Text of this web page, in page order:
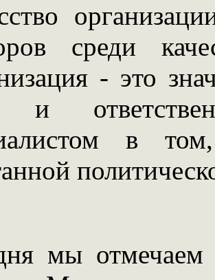
среди
- это
и
в
мы